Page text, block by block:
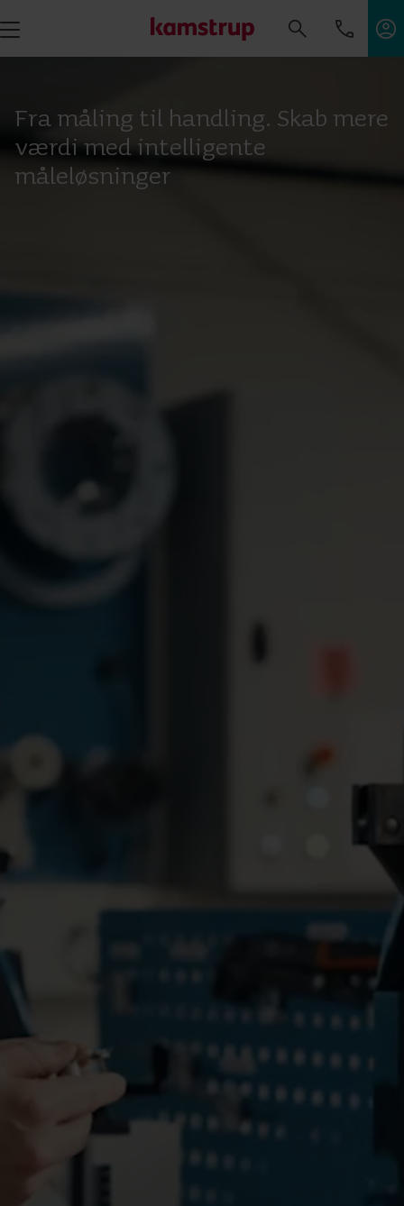
Fra måling til handling. Skab mere
værdi med intelligente
måleløsninger